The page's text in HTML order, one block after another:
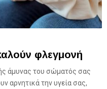
φλεγμονή
άμυνας του σώματός σας
αρνητικά την υγεία σας,